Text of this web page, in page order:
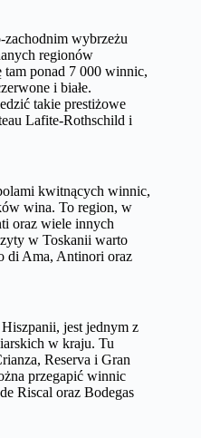
zachodnim wybrzeżu
regionów
ponad 7 000 winnic,
i białe.
takie prestiżowe
Lafite-Rothschild i
kwitnących winnic,
wina. To region, w
oraz wiele innych
w Toskanii warto
di Ama, Antinori oraz
jest jednym z
w kraju. Tu
Reserva i Gran
przegapić winnic
Riscal oraz Bodegas